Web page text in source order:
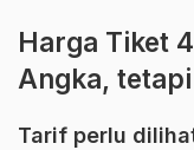
Harga Tiket
Angka,
Tarif perlu